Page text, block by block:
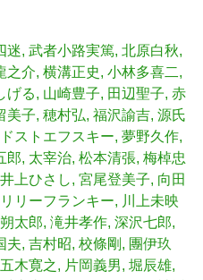
迷 武者小路実篤 北原白秋
之介 横溝正史 小林多喜二
げる 山崎豊子 田辺聖子 赤
美子 穂村弘 福沢諭吉 源氏
ドストエフスキー 夢野久作
郎 太宰治 松本清張 梅棹忠
井上ひさし 宮尾登美子 向田
リリーフランキー
川上未映
太郎 滝井孝作 深沢七郎
夫 吉村昭 校條剛
團伊玖
五木寛之 片岡義男 堀辰雄